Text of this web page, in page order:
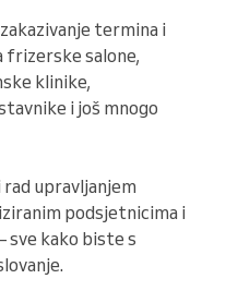
termina i
frizerske salone,
klinike,
i još mnogo
upravljanjem
podsjetnicima i
sve kako biste s